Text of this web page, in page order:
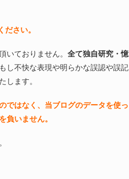
さい。
いておりません。 全て独自研究・憶
し不快な表現や明らかな誤認や誤記
します。
ではなく、当ブログのデータを使っ
負いません。